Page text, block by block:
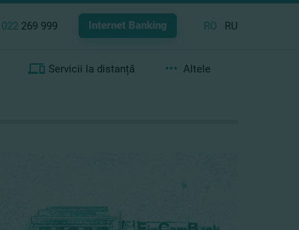
022 269 999 Internet Banking RO RU
Servicii la distanță Altele